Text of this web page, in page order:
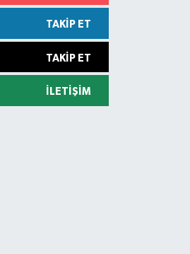
TAKIP ET
TAKIP ET
İLETIŞIM